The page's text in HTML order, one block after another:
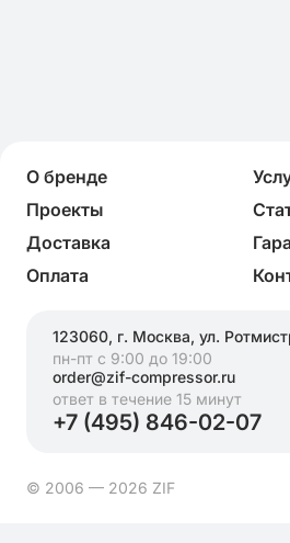
О бренде
Проекты
Доставка
Оплата
123060, г. Москва, ул.
пн-пт с 9:00 до 19:00
order@zif-compressor.ru
ответ в течение 15 минут
+7 (495) 846-02-07
© 2006 — 2026 ZIF